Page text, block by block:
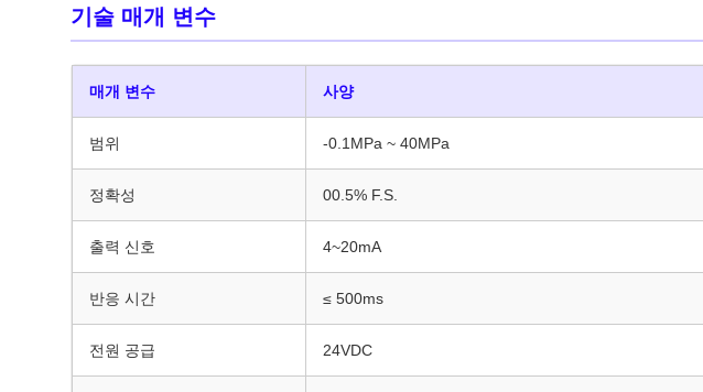
기술 매개 변수
매개 변수 사양
범위 -0.1MPa ~ 40MPa
정확성 00.5% F.S.
출력 신호 4~20mA
반응 시간 ≤ 500ms
전원 공급 24VDC